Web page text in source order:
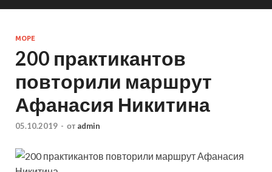
МОРЕ
200 практикантов
повторили маршрут
Афанасия Никитина
05.10.2019 - от admin